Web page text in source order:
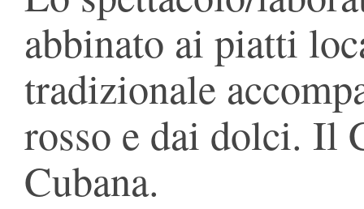
abbinato ai piatti
tradizionale
rosso e dai dolci. Il
Cubana.